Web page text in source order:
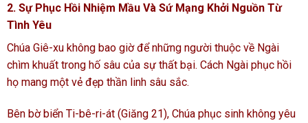
2. Sự Phục Hồi Nhiệm Mầu Và Sứ Mạng Khởi Nguồn Từ
Tình Yêu
Chúa Giê-xu không bao giờ để những người thuộc về Ngài
chìm khuất trong hố sâu của sự thất bại. Cách Ngài phục hồi
họ mang một vẻ đẹp thần linh sâu sắc.
Bên bờ biển Ti-bê-ri-át (Giăng 21), Chúa phục sinh không yêu